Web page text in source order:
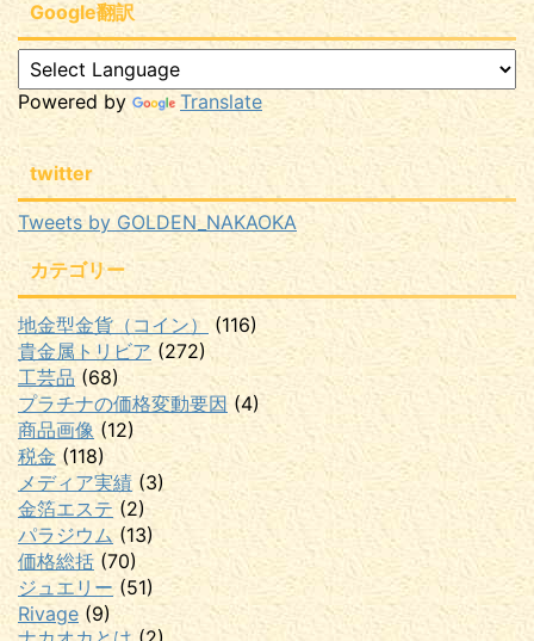
Google翻訳
Powered by Translate
twitter
Tweets by GOLDEN_NAKAOKA
カテゴリー
地金型金貨（コイン）
(116)
貴金属トリビア (272)
工芸品 (68)
プラチナの価格変動要因 (4)
商品画像 (12)
税金 (118)
メディア実績 (3)
金箔エステ (2)
パラジウム(13)
価格総括 (70)
ジュエリー (51)
Rivage (9)